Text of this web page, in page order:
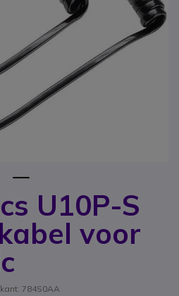
U10P-S
voor
784S0AA
gallerij